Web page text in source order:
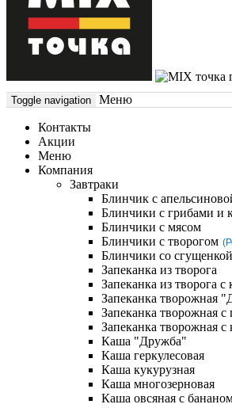
Toggle navigation Меню
Контакты
Акции
Меню
Компания
Завтраки
Блинчик с
Блинчики с грибами и
Блинчики с мясом
Блинчики с творогом
Блинчики со сгущенкой
Запеканка из творога
Запеканка из творога
Запеканка творожная
Запеканка творожная с
Запеканка творожная
Каша "Дружба"
Каша геркулесовая
Каша кукурузная
Каша многозерновая
Каша овсяная с